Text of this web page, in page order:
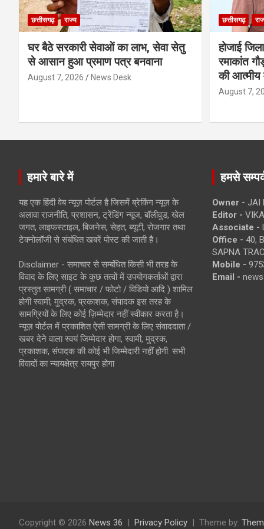
छत्तीसगढ़ राज्य
घर बैठे सरकारी सेवाओं का लाभ, सेवा सेतु
से आसान हुआ प्रमाण पत्र बनवाना
August 7, 2026 News Desk
छत्तीसगढ़
होजाई
रमाकांत
की आत्मीय
August 7,
हमारे बारे में
यह एक हिंदी वेब न्यूज़ पोर्टल है जिसमें ब्रेकिंग न्यूज़ के
अलावा राजनीति, प्रशासन, ट्रेंडिंग न्यूज, बॉलीवुड, खेल
जगत, लाइफस्टाइल, बिजनेस, सेहत, ब्यूटी, रोजगार तथा
टेक्नोलॉजी से संबंधित खबरें पोस्ट की जाती है।
Disclaimer - समाचार से सम्बंधित किसी भी तरह के
विवाद के लिए साइट के कुछ तत्वों में उपयोगकर्ताओं द्वारा
प्रस्तुत सामग्री ( समाचार / फोटो / विडियो आदि ) शामिल
होगी स्वामी, मुद्रक, प्रकाशक, संपादक इस तरह के
सामग्रियों के लिए कोई ज़िम्मेदार नहीं स्वीकार करता है।
न्यूज़ पोर्टल में प्रकाशित ऐसी सामग्री के लिए संवाददाता /
खबर देने वाला स्वयं जिम्मेदार होगा, स्वामी, मुद्रक,
प्रकाशक, संपादक की कोई भी जिम्मेदारी नहीं होगी. सभी
विवादों का न्यायक्षेत्र रायपुर होगा
हमसे
Owner - JAI
Editor -
Associate -
Office - 40,
SAPNA
Mobile -
Email -
Copyright © 2026 News 36 Privacy Policy Theme by: